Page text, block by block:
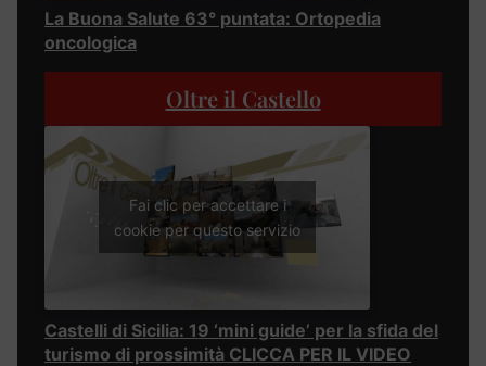
La Buona Salute 63° puntata: Ortopedia
oncologica
Oltre il Castello
Fai clic per accettare i
cookie per questo servizio
Castelli di Sicilia: 19 ‘mini guide’ per la sfida del
turismo di prossimità CLICCA PER IL VIDEO